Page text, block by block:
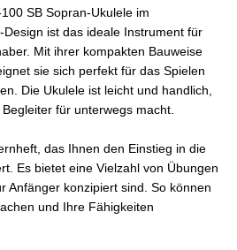
SB Sopran-Ukulele im
ist das ideale Instrument für
Mit ihrer kompakten Bauweise
sie sich perfekt für das Spielen
Die Ukulele ist leicht und handlich,
für unterwegs macht.
das Ihnen den Einstieg in die
Es bietet eine Vielzahl von Übungen
Anfänger konzipiert sind. So können
und Ihre Fähigkeiten